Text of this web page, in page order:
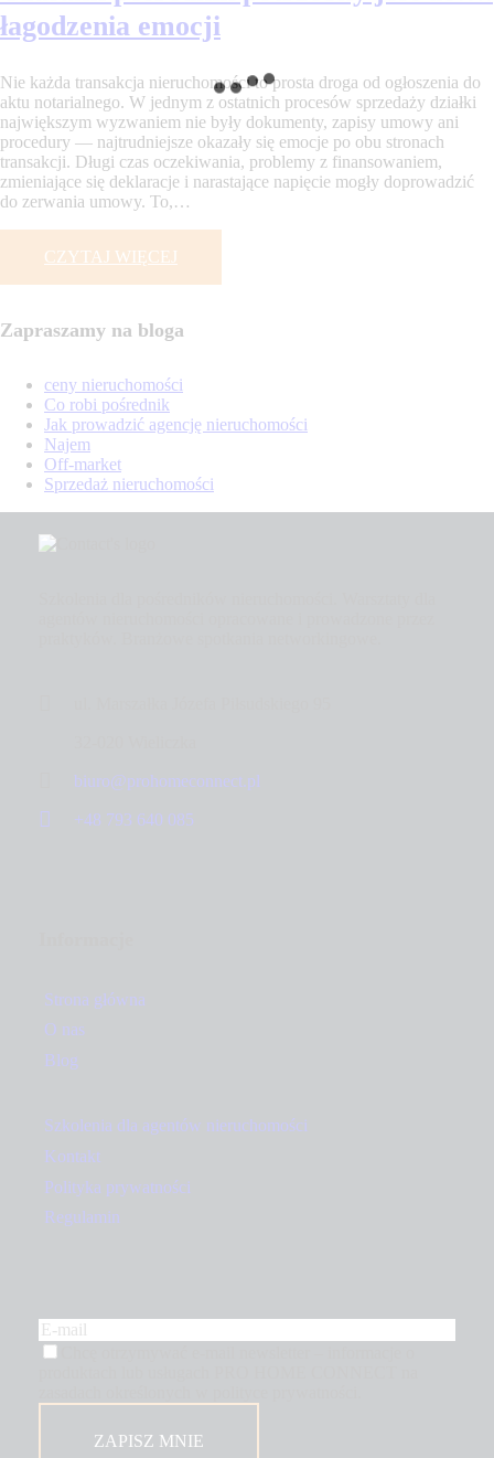
łagodzenia emocji
Nie każda transakcja nieruchomości to prosta droga od ogłoszenia do
aktu notarialnego. W jednym z ostatnich procesów sprzedaży działki
największym wyzwaniem nie były dokumenty, zapisy umowy ani
procedury — najtrudniejsze okazały się emocje po obu stronach
transakcji. Długi czas oczekiwania, problemy z finansowaniem,
zmieniające się deklaracje i narastające napięcie mogły doprowadzić
do zerwania umowy. To,…
CZYTAJ WIĘCEJ
Zapraszamy na bloga
ceny nieruchomości
Co robi pośrednik
Jak prowadzić agencję nieruchomości
Najem
Off-market
Sprzedaż nieruchomości
biuro@prohomeconnect.pl
+48 793 640 085
Strona główna
O nas
Blog
Szkolenia dla agentów nieruchomości
Kontakt
Polityka prywatności
Regulamin